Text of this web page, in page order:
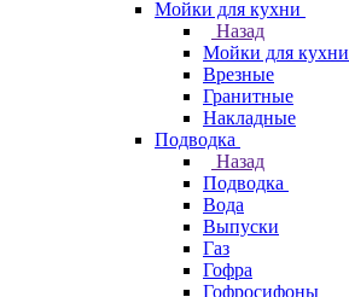
Мойки для кухни
Назад
Мойки для кухни
Врезные
Гранитные
Накладные
Подводка
Назад
Подводка
Вода
Выпуски
Газ
Гофра
Гофросифоны